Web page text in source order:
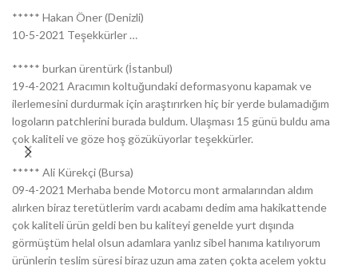
***** Hakan Öner (Denizli)
10-5-2021 Teşekkürler …
***** burkan ürentürk (İstanbul)
19-4-2021 Aracımın koltuğundaki deformasyonu kapamak ve
ilerlemesini durdurmak için araştırırken hiç bir yerde bulamadığım
logoların patchlerini burada buldum. Ulaşması 15 günü buldu ama
çok kaliteli ve göze hoş gözüküyorlar teşekkürler.
***** Ali Kürekçi (Bursa)
09-4-2021 Merhaba bende Motorcu mont armalarından aldım
alırken biraz teretütlerim vardı acabamı dedim ama hakikattende
çok kaliteli ürün geldi ben bu kaliteyi genelde yurt dışında
görmüştüm helal olsun adamlara yanlız sibel hanıma katılıyorum
ürünlerin teslim süresi biraz uzun ama zaten çokta acelem yoktu